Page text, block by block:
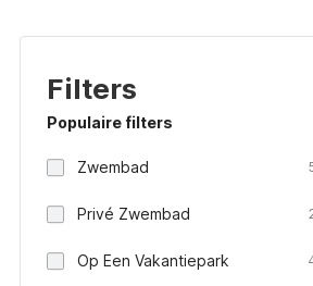
Filters
Populaire filters
Zwembad
Privé Zwembad
Op Een Vakantiepark